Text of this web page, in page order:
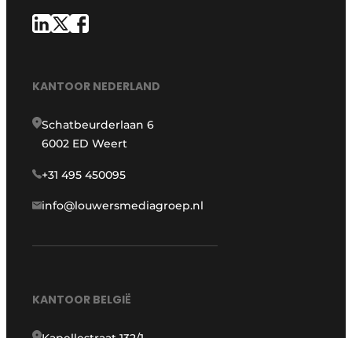
KANTOOR NEDERLAND
Schatbeurderlaan 6
6002 ED Weert
+31 495 450095
info@louwersmediagroep.nl
KANTOOR BELGIË